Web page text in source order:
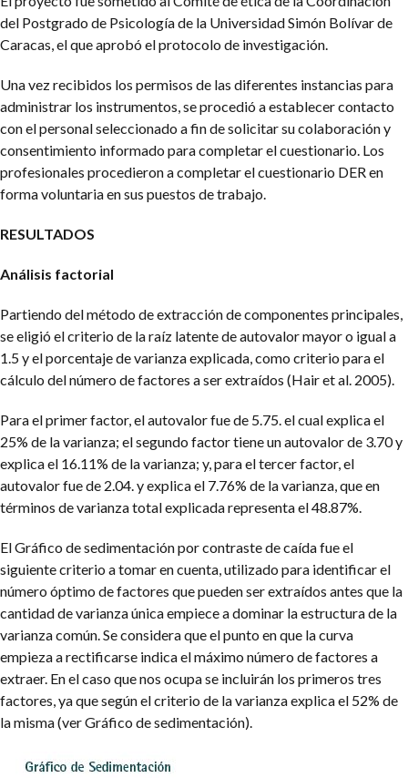
del Postgrado de Psicología de la Universidad Simón Bolívar de
Caracas, el que aprobó el protocolo de investigación.
Una vez recibidos los permisos de las diferentes instancias para
administrar los instrumentos, se procedió a establecer contacto
con el personal seleccionado a fin de solicitar su colaboración y
consentimiento informado para completar el cuestionario. Los
profesionales procedieron a completar el cuestionario DER en
forma voluntaria en sus puestos de trabajo.
RESULTADOS
Análisis factorial
Partiendo del método de extracción de componentes principales,
se eligió el criterio de la raíz latente de autovalor mayor o igual a
1.5 y el porcentaje de varianza explicada, como criterio para el
cálculo del número de factores a ser extraídos (Hair et al. 2005).
Para el primer factor, el autovalor fue de 5.75. el cual explica el
25% de la varianza; el segundo factor tiene un autovalor de 3.70 y
explica el 16.11% de la varianza; y, para el tercer factor, el
autovalor fue de 2.04. y explica el 7.76% de la varianza, que en
términos de varianza total explicada representa el 48.87%.
El Gráfico de sedimentación por contraste de caída fue el
siguiente criterio a tomar en cuenta, utilizado para identificar el
número óptimo de factores que pueden ser extraídos antes que la
cantidad de varianza única empiece a dominar la estructura de la
varianza común. Se considera que el punto en que la curva
empieza a rectificarse indica el máximo número de factores a
extraer. En el caso que nos ocupa se incluirán los primeros tres
factores, ya que según el criterio de la varianza explica el 52% de
la misma (ver Gráfico de sedimentación).